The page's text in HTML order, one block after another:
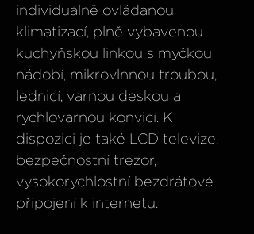
individuálně ovládanou
klimatizací, plně vybavenou
kuchyňskou linkou s myčkou
nádobí, mikrovlnnou troubou,
lednicí, varnou deskou a
rychlovarnou konvicí. K
dispozici je také LCD televize,
bezpečnostní trezor,
vysokorychlostní bezdrátové
připojení k internetu.